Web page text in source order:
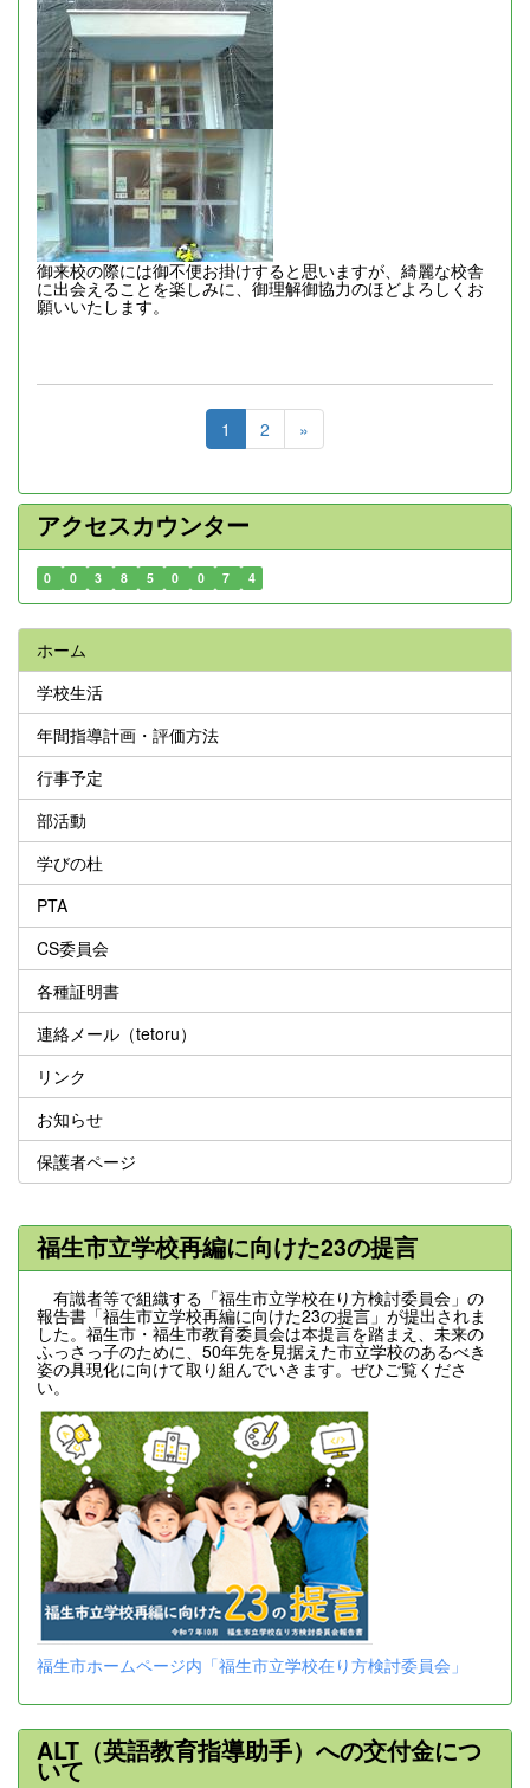
御来校の際には御不便お掛けすると思いますが、綺麗な校舎
に出会えることを楽しみに、御理解御協力のほどよろしくお
願いいたします。
1 2 »
アクセスカウンター
0 0 3 8 5 0 0 7 4
ホーム
学校生活
年間指導計画・評価方法
行事予定
部活動
学びの杜
PTA
CS委員会
各種証明書
連絡メール（tetoru）
リンク
お知らせ
保護者ページ
福生市立学校再編に向けた23の提言
有識者等で組織する「福生市立学校在り方検討委員会」の
報告書「福生市立学校再編に向けた23の提言」が提出されま
した。福生市・福生市教育委員会は本提言を踏まえ、未来の
ふっさっ子のために、50年先を見据えた市立学校のあるべき
姿の具現化に向けて取り組んでいきます。ぜひご覧くださ
い。
福生市ホームページ内「福生市立学校在り方検討委員会」
ALT（英語教育指導助手）への交付金につ
いて